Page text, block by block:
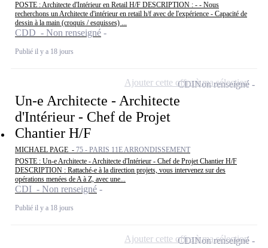
POSTE : Architecte d'Intérieur en Retail H/F DESCRIPTION : - - Nous
recherchons un Architecte d'intérieur en retail h/f avec de l'expérience - Capacité de
dessin à la main (croquis / esquisses) ...
CDD - Non renseigné
Publié il y a 18 jours
Un-e Architecte - Architecte
d'Intérieur - Chef de Projet
Chantier H/F
MICHAEL PAGE - 75 - PARIS 11E ARRONDISSEMENT
POSTE : Un-e Architecte - Architecte d'Intérieur - Chef de Projet Chantier H/F
DESCRIPTION : Rattaché-e à la direction projets, vous intervenez sur des
opérations menées de A à Z, avec une...
CDI - Non renseigné
Publié il y a 18 jours
CDINon renseigné
Ajouter cette offre à ma sélection
CDINon renseigné
Ajouter cette offre à ma sélection